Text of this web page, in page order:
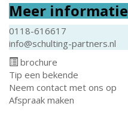
Meer informatie
0118-616617
info@schulting-partners.nl
brochure
Tip een bekende
Neem contact met ons op
Afspraak maken